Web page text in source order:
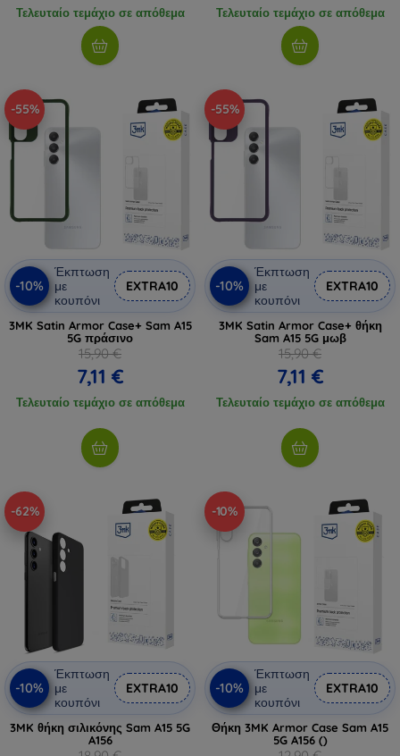
Τελευταίο τεμάχιο σε απόθεμα Τελευταίο τεμάχιο σε απόθεμα
-55%
-10%
Έκπτωση
με
κουπόνι
EXTRA10
3MK Satin Armor Case+ Sam A15
5G πράσινο
15,90 €
7,11 €
Τελευταίο τεμάχιο σε απόθεμα
-55%
-10%
Έκπτωση
με
κουπόνι
EXTRA10
3MK Satin Armor Case+ θήκη
Sam A15 5G μωβ
15,90 €
7,11 €
Τελευταίο τεμάχιο σε απόθεμα
-62%
-10%
Έκπτωση
με
κουπόνι
EXTRA10
3MK θήκη σιλικόνης Sam A15 5G
A156
-10%
-10%
Έκπτωση
με
κουπόνι
EXTRA10
Θήκη 3MK Armor Case Sam A15
5G A156 ()